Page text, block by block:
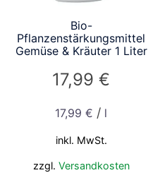
Bio-
Pflanzenstärkungsmittel
Gemüse & Kräuter 1 Liter
17,99€
17,99€ / l
inkl. MwSt.
zzgl. Versandkosten